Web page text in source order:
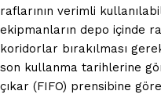
raflarının verimli
ekipmanların depo içinde
koridorlar bırakılması
son kullanma tarihlerine
çıkar (FIFO) prensibine